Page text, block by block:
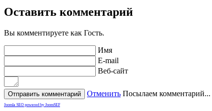
Оставить комментарий
Вы комментируете как Гость.
Имя
E-mail
Веб-сайт
Отменить Посылаем комментарий...
Joomla SEO powered by JoomSEF